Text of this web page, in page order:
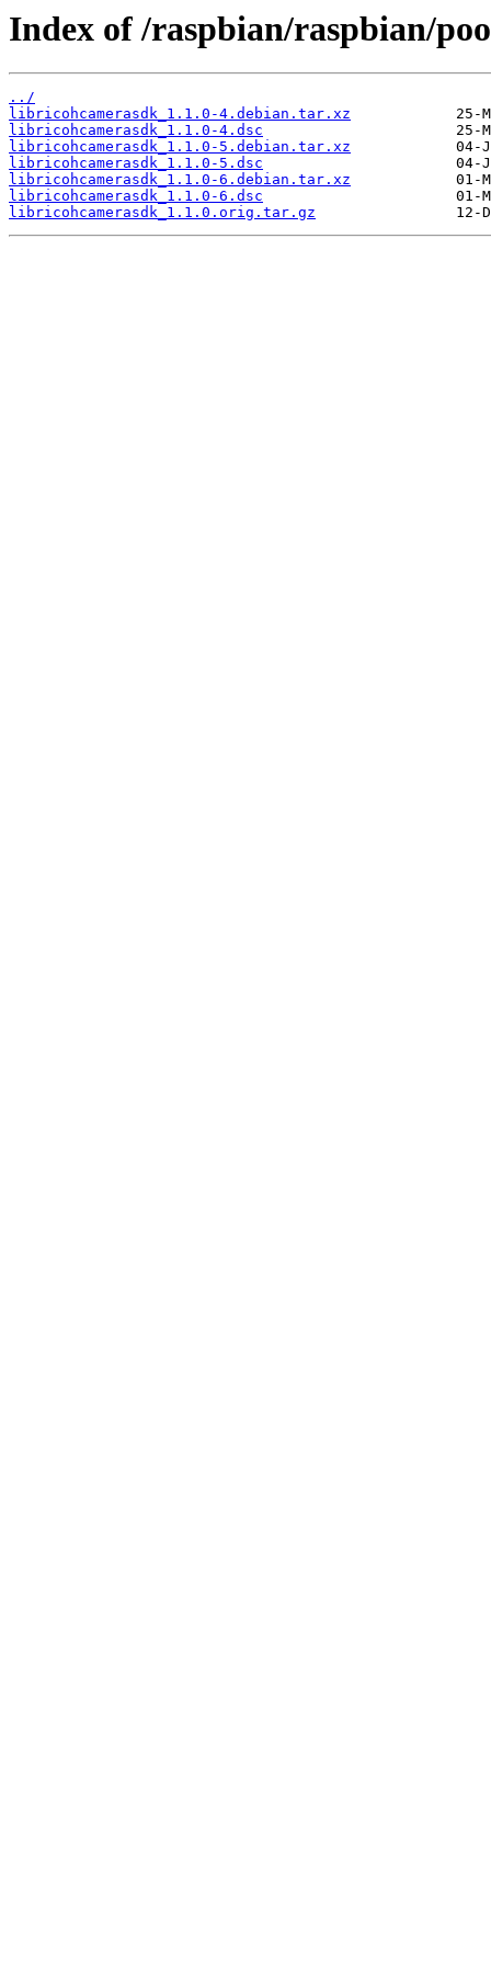
Index of /raspbian/raspbian/
../
libricohcamerasdk_1.1.0-4.debian.tar.xz
libricohcamerasdk_1.1.0-4.dsc
libricohcamerasdk_1.1.0-5.debian.tar.xz
libricohcamerasdk_1.1.0-5.dsc
libricohcamerasdk_1.1.0-6.debian.tar.xz
libricohcamerasdk_1.1.0-6.dsc
libricohcamerasdk_1.1.0.orig.tar.gz